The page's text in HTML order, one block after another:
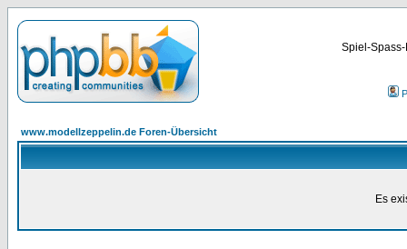
Spiel-
www.modellzeppelin.de Foren-Übersicht
Es